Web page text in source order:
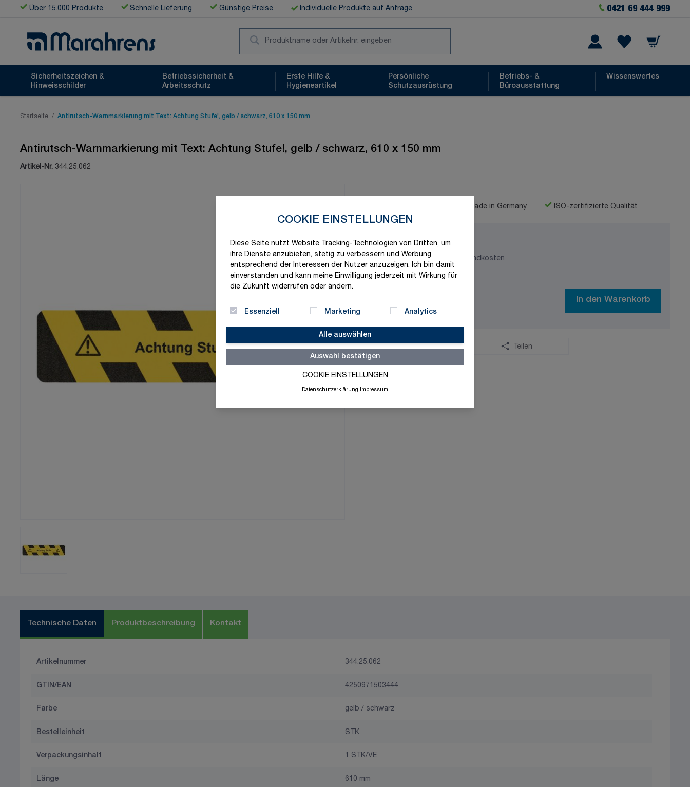
COOKIE EINSTELLUNGEN
Diese Seite nutzt Website Tracking-Technologien von Dritten, um
ihre Dienste anzubieten, stetig zu verbessern und Werbung
entsprechend der Interessen der Nutzer anzuzeigen. Ich bin damit
einverstanden und kann meine Einwilligung jederzeit mit Wirkung für
die Zukunft widerrufen oder ändern.
Essenziell Marketing Analytics
Alle auswählen
Auswahl bestätigen
COOKIE EINSTELLUNGEN
Datenschutzerklärung Impressum
Zum Inhalt springen
Über 15.000 Produkte Schnelle Lieferung Günstige Preise Individuelle Produkte auf Anfrage 0421 69 444 999
Warenkorb
Sicherheitszeichen &
Hinweisschilder
Betriebssicherheit &
Arbeitsschutz
Erste Hilfe &
Hygieneartikel
Persönliche
Schutzausrüstung
Betriebs- &
Büroausstattung
Wissenswertes
Startseite / Antirutsch-Warnmarkierung mit Text: Achtung Stufe!, gelb / schwarz, 610 x 150 mm
Antirutsch-Warnmarkierung mit Text: Achtung Stufe!, gelb / schwarz, 610 x 150 mm
Artikel-Nr. 344.25.062
Made in Germany ISO-zertifizierte Qualität
32,02 €
exklusive MwSt. und zzgl. Versandkosten
Versandbereit in 3-5 Tage
In den Warenkorb
Merkliste Teilen
Technische Daten Produktbeschreibung Kontakt
Artikelnummer 344.25.062
GTIN/EAN 4250971503444
Farbe gelb / schwarz
Bestelleinheit STK
Verpackungsinhalt 1 STK/VE
Länge 610 mm